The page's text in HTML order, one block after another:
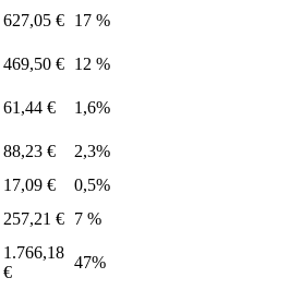
627,05 € 17 %
469,50 € 12 %
61,44 €
1,6%
88,23 €
2,3%
17,09 €
0,5%
257,21 € 7 %
1.766,18
€
47%